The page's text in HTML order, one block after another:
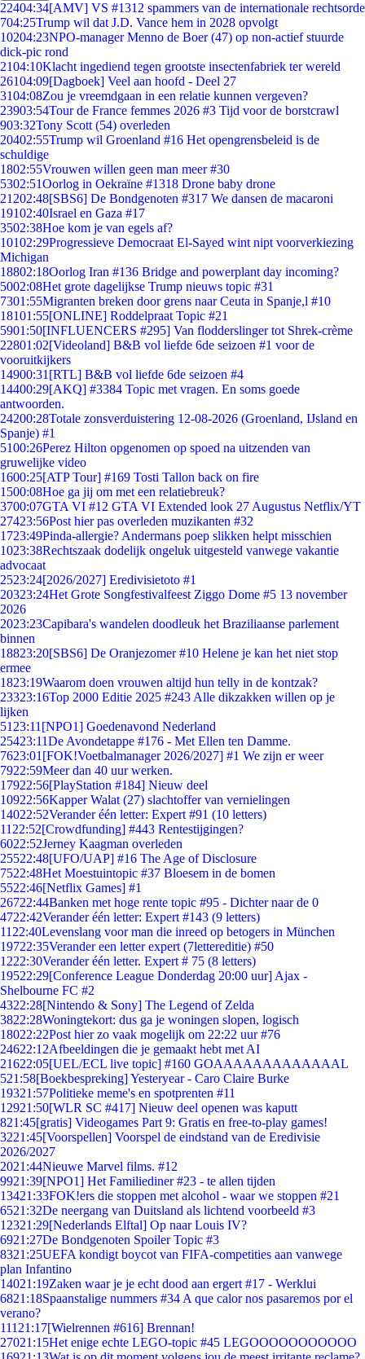
22404:34[AMV] VS #1312 spammers van de internationale rechtsorde
704:25Trump wil dat J.D. Vance hem in 2028 opvolgt
10204:23NPO-manager Menno de Boer (47) op non-actief stuurde
dick-pic rond
2104:10Klacht ingediend tegen grootste insectenfabriek ter wereld
26104:09[Dagboek] Veel aan hoofd - Deel 27
3104:08Zou je vreemdgaan in een relatie kunnen vergeven?
23903:54Tour de France femmes 2026 #3 Tijd voor de borstcrawl
903:32Tony Scott (54) overleden
20402:55Trump wil Groenland #16 Het opengrensbeleid is de
schuldige
1802:55Vrouwen willen geen man meer #30
5302:51Oorlog in Oekraïne #1318 Drone baby drone
21202:48[SBS6] De Bondgenoten #317 We dansen de macaroni
19102:40Israel en Gaza #17
3502:38Hoe kom je van egels af?
10102:29Progressieve Democraat El-Sayed wint nipt voorverkiezing
Michigan
18802:18Oorlog Iran #136 Bridge and powerplant day incoming?
5002:08Het grote dagelijkse Trump nieuws topic #31
7301:55Migranten breken door grens naar Ceuta in Spanje,l #10
18101:55[ONLINE] Roddelpraat Topic #21
5901:50[INFLUENCERS #295] Van flodderslinger tot Shrek-crème
22801:02[Videoland] B&B vol liefde 6de seizoen #1 voor de
vooruitkijkers
14900:31 [RTL] B&B vol liefde 6de seizoen #4
14400:29[AKQ] #3384 Topic met vragen. En soms goede
antwoorden.
24200:28Totale zonsverduistering 12-08-2026 (Groenland, IJsland en
Spanje) #1
5100:26Perez Hilton opgenomen op spoed na uitzenden van
gruwelijke video
1600:25[ATP Tour] #169 Tosti Tallon back on fire
1500:08Hoe ga jij om met een relatiebreuk?
3700:07GTA VI #12 GTA VI Extended look 27 Augustus Netflix/YT
27423:56Post hier pas overleden muzikanten #32
1723:49Pinda-allergie? Andermans poep slikken helpt misschien
1023:38Rechtszaak dodelijk ongeluk uitgesteld vanwege vakantie
advocaat
2523:24[2026/2027] Eredivisietoto #1
20323:24Het Grote Songfestivalfeest Ziggo Dome #5 13 november
2026
2023:23Capibara's wandelen doodleuk het Braziliaanse parlement
binnen
18823:20[SBS6] De Oranjezomer #10 Helene je kan het niet stop
ermee
1823:19Waarom doen vrouwen altijd hun telly in de kontzak?
23323:16Top 2000 Editie 2025 #243 Alle dikzakken willen op je
lijken
51 23:11 [NPO1] Goedenavond Nederland
25423:11De Avondetappe #176 - Met Ellen ten Damme.
7623:01 [FOK!Voetbalmanager 2026/2027] #1 We zijn er weer
7922:59Meer dan 40 uur werken.
17922:56[PlayStation #184] Nieuw deel
10922:56Kapper Walat (27) slachtoffer van vernielingen
14022:52Verander één letter: Expert #91 (10 letters)
11 22:52[Crowdfunding] #443 Rentestijgingen?
6022:52Jerney Kaagman overleden
25522:48[UFO/UAP] #16 The Age of Disclosure
7522:48Het Moestuintopic #37 Bloesem in de bomen
5522:46[Netflix Games] #1
26722:44Banken met hoge rente topic #95 - Dichter naar de 0
4722:42Verander één letter: Expert #143 (9 letters)
11 22:40Levenslang voor man die inreed op betogers in München
19722:35Verander een letter expert (7lettereditie) #50
1222:30Verander één letter. Expert # 75 (8 letters)
19522:29[Conference League Donderdag 20:00 uur] Ajax -
Shelbourne FC #2
4322:28[Nintendo & Sony] The Legend of Zelda
3822:28Woningtekort: dus ga je woningen slopen, logisch
18022:22Post hier zo vaak mogelijk om 22:22 uur #76
24622:12Afbeeldingen die je gemaakt hebt met AI
21622:05[UEL/ECL live topic] #160 GOAAAAAAAAAAAAAL
521:58[Boekbespreking] Yesteryear - Caro Claire Burke
19321:57Politieke meme's en spotprenten #11
12921:50[WLR SC #417] Nieuw deel openen was kaputt
821:45[gratis] Videogames Part 9: Gratis en free-to-play games!
3221:45[Voorspellen] Voorspel de eindstand van de Eredivisie
2026/2027
2021:44Nieuwe Marvel films. #12
9921:39[NPO1] Het Familiediner #23 - te allen tijden
13421:33FOK!ers die stoppen met alcohol - waar we stoppen #21
6521:32De neergang van Duitsland als lichtend voorbeeld #3
12321:29[Nederlands Elftal] Op naar Louis IV?
6921:27De Bondgenoten Spoiler Topic #3
8321:25UEFA kondigt boycot van FIFA-competities aan vanwege
plan Infantino
14021:19Zaken waar je je echt dood aan ergert #17 - Werklui
6821:18Spaanstalige nummers #34 A que calor nos pasaremos por el
verano?
111 21:17[Wielrennen #616] Brennan!
27021:15Het enige echte LEGO-topic #45 LEGOOOOOOOOOOO